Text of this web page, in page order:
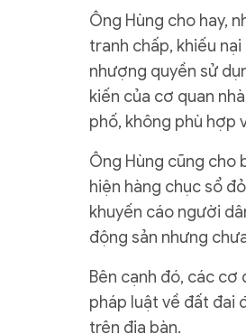
Ông Hùng cho hay,
tranh chấp, khiếu
nhượng quyền sử
kiến của cơ quan
phố, không phù hợp
Ông Hùng cũng cho
hiện hàng chục sổ
khuyến cáo người
động sản nhưng
Bên cạnh đó, các
pháp luật về đất đai
trên địa bàn.